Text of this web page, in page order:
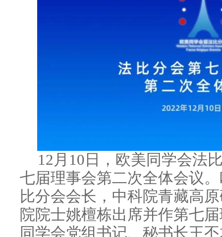
12月10日，欧美同学会法
七届理事会第二次全体会议
比分会会长，中科院青藏高
院院士姚檀栋出席并作第七
同学会党组书记、秘书长王